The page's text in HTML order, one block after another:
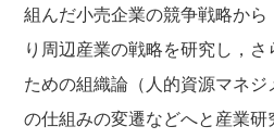
組んだ小売企業の競争戦略か
り周辺産業の戦略を研究し，
ための組織論（人的資源マネ
の仕組みの変遷などへと産業